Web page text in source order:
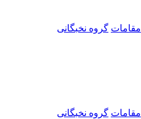
مقامات گروه نخبگانی
مقامات گروه نخبگانی